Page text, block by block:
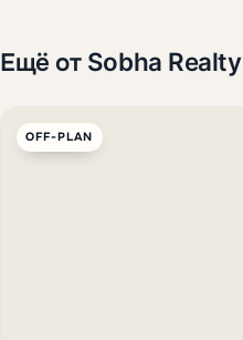
Ещё от Sobha Realty
OFF-PLAN